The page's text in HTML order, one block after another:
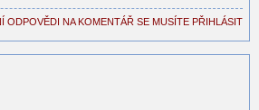
ODPOVĚDI NA KOMENTÁŘ SE MUSÍTE PŘIHLÁSIT